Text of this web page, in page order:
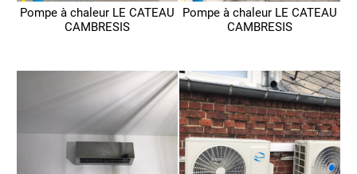
Pompe à chaleur LE CATEAU
CAMBRESIS
Pompe à chaleur LE CATEAU
CAMBRESIS